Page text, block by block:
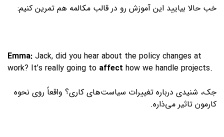
خب حالا بیایید این آموزش رو در قالب مکالمه هم تمرین کنیم:
Emma: Jack, did you hear about the policy changes at
work? It’s really going to affect how we handle projects.
جک، شنیدی درباره تغییرات سیاست‌های کاری؟ واقعاً روی نحوه
کارمون تاثیر می‌ذاره.